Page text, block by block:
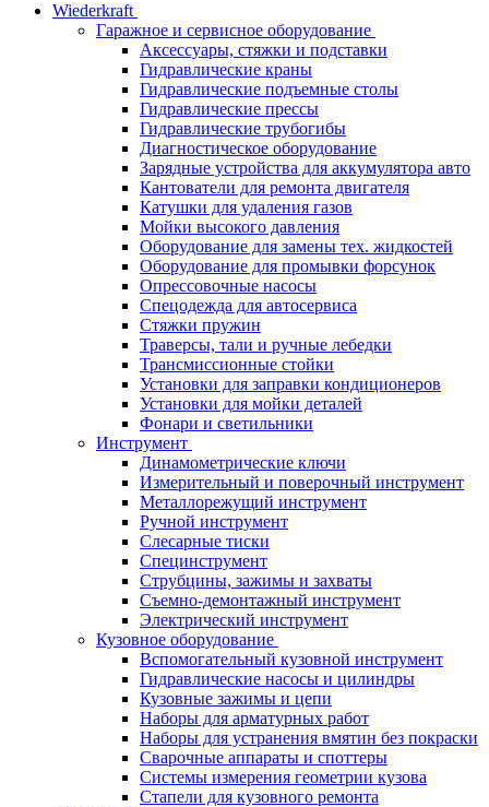
Wiederkraft
Гаражное и сервисное оборудование
Аксессуары, стяжки и подставки
Гидравлические краны
Гидравлические подъемные столы
Гидравлические прессы
Гидравлические трубогибы
Диагностическое оборудование
Зарядные устройства для аккумулятора авто
Кантователи для ремонта двигателя
Катушки для удаления газов
Мойки высокого давления
Оборудование для замены тех. жидкостей
Оборудование для промывки форсунок
Опрессовочные насосы
Спецодежда для автосервиса
Стяжки пружин
Траверсы, тали и ручные лебедки
Трансмиссионные стойки
Установки для заправки кондиционеров
Установки для мойки деталей
Фонари и светильники
Инструмент
Динамометрические ключи
Измерительный и поверочный инструмент
Металлорежущий инструмент
Ручной инструмент
Слесарные тиски
Специнструмент
Струбцины, зажимы и захваты
Съемно-демонтажный инструмент
Электрический инструмент
Кузовное оборудование
Вспомогательный кузовной инструмент
Гидравлические насосы и цилиндры
Кузовные зажимы и цепи
Наборы для арматурных работ
Наборы для устранения вмятин без покраски
Сварочные аппараты и споттеры
Системы измерения геометрии кузова
Стапели для кузовного ремонта